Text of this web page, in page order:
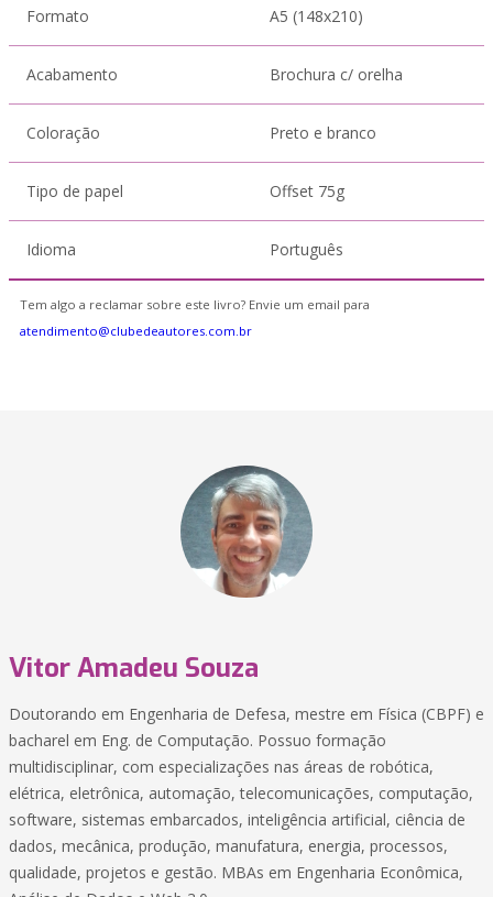
Formato A5 (148x210)
Acabamento Brochura c/ orelha
Coloração Preto e branco
Tipo de papel Offset 75g
Idioma Português
Tem algo a reclamar sobre este livro? Envie um email para
atendimento@clubedeautores.com.br
Vitor Amadeu Souza
Doutorando em Engenharia de Defesa, mestre em Física (CBPF) e
bacharel em Eng. de Computação. Possuo formação
multidisciplinar, com especializações nas áreas de robótica,
elétrica, eletrônica, automação, telecomunicações, computação,
software, sistemas embarcados, inteligência artificial, ciência de
dados, mecânica, produção, manufatura, energia, processos,
qualidade, projetos e gestão. MBAs em Engenharia Econômica,